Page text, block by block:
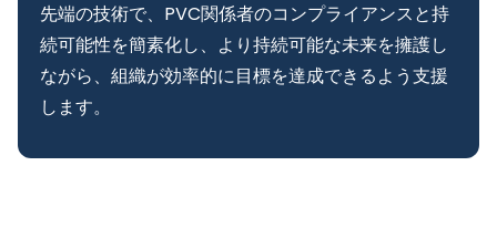
先端の技術で、PVC関係者のコンプライアンスと持
続可能性を簡素化し、より持続可能な未来を擁護し
ながら、組織が効率的に目標を達成できるよう支援
します。